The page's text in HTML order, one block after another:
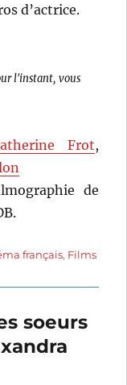
d’actrice.
l'instant, vous
Frot,
de
français, Films
soeurs